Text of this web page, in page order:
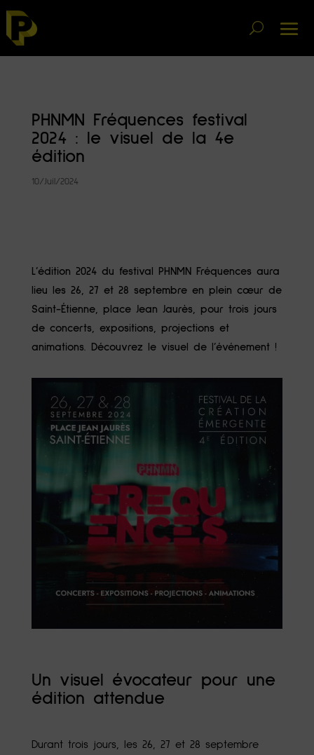
PHNMN Fréquences festival
2024 : le visuel de la 4e
édition
10/Juil/2024
L’édition 2024 du festival PHNMN Fréquences aura
lieu les 26, 27 et 28 septembre en plein cœur de
Saint-Étienne, place Jean Jaurès, pour trois jours
de concerts, expositions, projections et
animations. Découvrez le visuel de l’événement !
Un visuel évocateur pour une
édition attendue
Durant trois jours, les 26, 27 et 28 septembre